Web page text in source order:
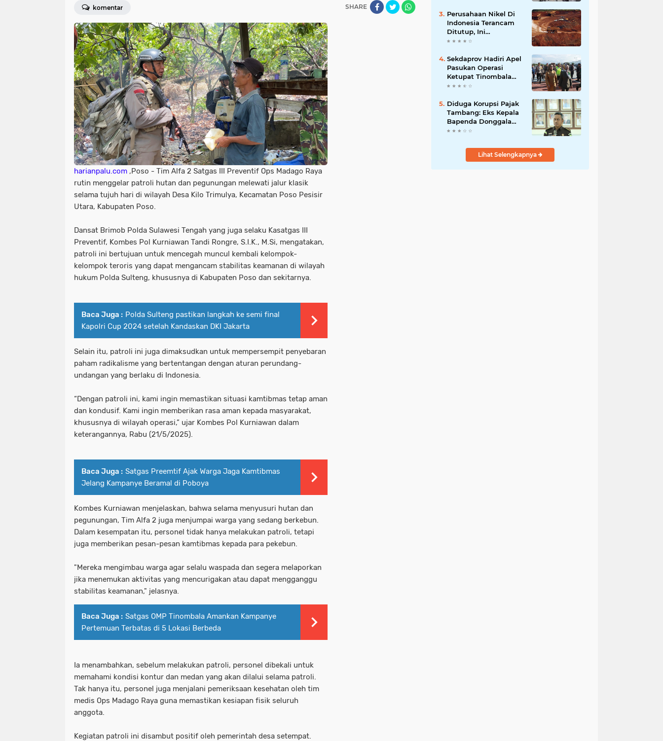
komentar SHARE
harianpalu.com ,Poso - Tim Alfa 2 Satgas III Preventif Ops Madago Raya
rutin menggelar patroli hutan dan pegunungan melewati jalur klasik
selama tujuh hari di wilayah Desa Kilo Trimulya, Kecamatan Poso Pesisir
Utara, Kabupaten Poso.
Dansat Brimob Polda Sulawesi Tengah yang juga selaku Kasatgas III
Preventif, Kombes Pol Kurniawan Tandi Rongre, S.I.K., M.Si, mengatakan,
patroli ini bertujuan untuk mencegah muncul kembali kelompok-
kelompok teroris yang dapat mengancam stabilitas keamanan di wilayah
hukum Polda Sulteng, khususnya di Kabupaten Poso dan sekitarnya.
Baca Juga : Polda Sulteng pastikan langkah ke semi final
Kapolri Cup 2024 setelah Kandaskan DKI Jakarta
Selain itu, patroli ini juga dimaksudkan untuk mempersempit penyebaran
paham radikalisme yang bertentangan dengan aturan perundang-
undangan yang berlaku di Indonesia.
“Dengan patroli ini, kami ingin memastikan situasi kamtibmas tetap aman
dan kondusif. Kami ingin memberikan rasa aman kepada masyarakat,
khususnya di wilayah operasi,” ujar Kombes Pol Kurniawan dalam
keterangannya, Rabu (21/5/2025).
Baca Juga : Satgas Preemtif Ajak Warga Jaga Kamtibmas
Jelang Kampanye Beramal di Poboya
Kombes Kurniawan menjelaskan, bahwa selama menyusuri hutan dan
pegunungan, Tim Alfa 2 juga menjumpai warga yang sedang berkebun.
Dalam kesempatan itu, personel tidak hanya melakukan patroli, tetapi
juga memberikan pesan-pesan kamtibmas kepada para pekebun.
"Mereka mengimbau warga agar selalu waspada dan segera melaporkan
jika menemukan aktivitas yang mencurigakan atau dapat mengganggu
stabilitas keamanan," jelasnya.
Baca Juga : Satgas OMP Tinombala Amankan Kampanye
Pertemuan Terbatas di 5 Lokasi Berbeda
Ia menambahkan, sebelum melakukan patroli, personel dibekali untuk
memahami kondisi kontur dan medan yang akan dilalui selama patroli.
Tak hanya itu, personel juga menjalani pemeriksaan kesehatan oleh tim
medis Ops Madago Raya guna memastikan kesiapan fisik seluruh
anggota.
Kegiatan patroli ini disambut positif oleh pemerintah desa setempat.
Perusahaan Nikel Di
Indonesia Terancam
Ditutup, Ini
Pernyataan Luhut
Sekdaprov Hadiri Apel
Pasukan Operasi
Ketupat Tinombala
2023
Diduga Korupsi Pajak
Tambang: Eks Kepala
Bapenda Donggala
Jadi Tersangka
Lihat Selengkapnya